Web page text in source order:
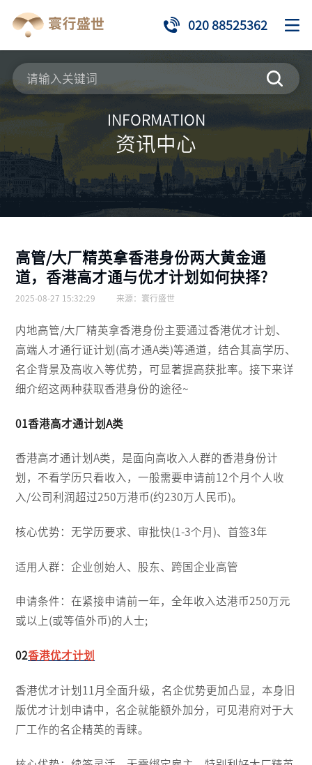
020 88525362
INFORMATION
资讯中心
高管/大厂精英拿香港身份两大黄金通
道，香港高才通与优才计划如何抉择?
2025-08-27 15:32:29 来源： 寰行盛世
内地高管/大厂精英拿香港身份主要通过香港优才计划、
高端人才通行证计划(高才通A类)等通道，结合其高学历、
名企背景及高收入等优势，可显著提高获批率。接下来详
细介绍这两种获取香港身份的途径~
01香港高才通计划A类
香港高才通计划A类，是面向高收入人群的香港身份计
划，不看学历只看收入，一般需要申请前12个月个人收
入/公司利润超过250万港币(约230万人民币)。
核心优势：无学历要求、审批快(1-3个月)、首签3年
适用人群：企业创始人、股东、跨国企业高管
申请条件：在紧接申请前一年，全年收入达港币250万元
或以上(或等值外币)的人士;
02香港优才计划
香港优才计划11月全面升级，名企优势更加凸显，本身旧
版优才计划申请中，名企就能额外加分，可见港府对于大
厂工作的名企精英的青睐。